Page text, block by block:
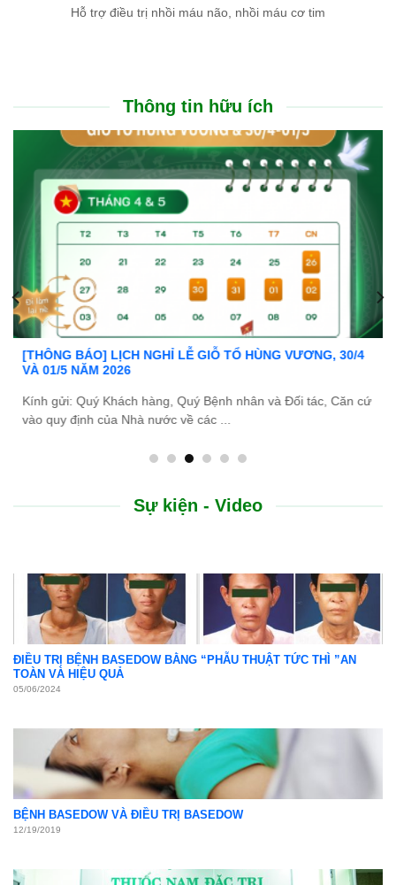
Hỗ trợ điều trị nhồi máu não, nhồi máu cơ tim
Thông tin hữu ích
30/4
Căn cứ
Ưu đãi đặc biệt: Khám chữa bệnh áp dụng
do thiên tai lũ lụt, Bệnh viện Bình Dân ...
Sự kiện - Video
ĐIỀU TRỊ BỆNH BASEDOW BẰNG “PHẪU THUẬT TỨC THÌ ”AN
TOÀN VÀ HIỆU QUẢ
05/06/2024
BỆNH BASEDOW VÀ ĐIỀU TRỊ BASEDOW
12/19/2019